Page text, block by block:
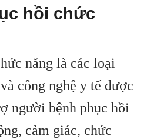
hồi chức
năng là các loại
công nghệ y tế được
người bệnh phục hồi
cảm giác, chức